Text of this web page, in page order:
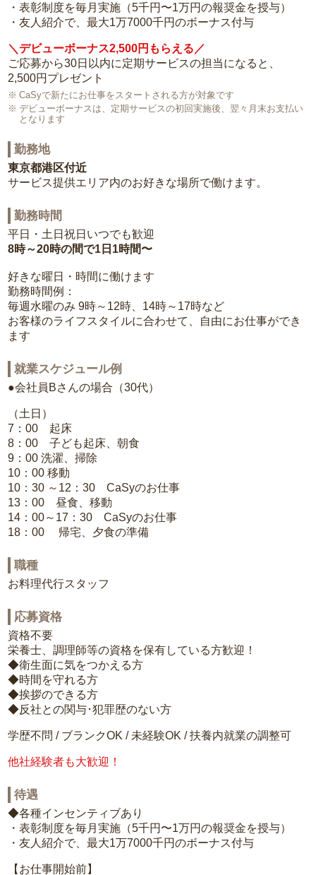
・表彰制度を毎月実施（5千円〜1万円の報奨金を授与）
・友人紹介で、最大1万7000千円のボーナス付与
＼デビューボーナス2,500円もらえる／
ご応募から30日以内に定期サービスの担当になると、
2,500円プレゼント
CaSyで新たにお仕事をスタートされる方が対象です
デビューボーナスは、定期サービスの初回実施後、翌々月末お支払い
となります
勤務地
東京都港区付近
サービス提供エリア内のお好きな場所で働けます。
勤務時間
平日・土日祝日いつでも歓迎
8時～20時の間で1日1時間〜
好きな曜日・時間に働けます
勤務時間例：
毎週水曜のみ 9時～12時、14時～17時など
お客様のライフスタイルに合わせて、自由にお仕事ができ
ます
就業スケジュール例
●会社員Bさんの場合（30代）
（土日）
7：00 起床
8：00 子ども起床、朝食
9：00 洗濯、掃除
10：00 移動
10：30 ～12：30 CaSyのお仕事
13：00 昼食、移動
14：00～17：30 CaSyのお仕事
18：00 帰宅、夕食の準備
職種
お料理代行スタッフ
応募資格
資格不要
栄養士、調理師等の資格を保有している方歓迎！
◆衛生面に気をつかえる方
◆時間を守れる方
◆挨拶のできる方
◆反社との関与･犯罪歴のない方
学歴不問 / ブランクOK / 未経験OK / 扶養内就業の調整可
他社経験者も大歓迎！
待遇
◆各種インセンティブあり
・表彰制度を毎月実施（5千円〜1万円の報奨金を授与）
・友人紹介で、最大1万7000千円のボーナス付与
【お仕事開始前】